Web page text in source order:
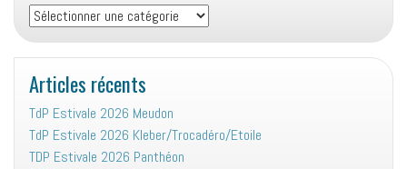
Vie
associative
:
Articles récents
TdP Estivale 2026 Meudon
TdP Estivale 2026 Kleber/Trocadéro/Etoile
TDP Estivale 2026 Panthéon